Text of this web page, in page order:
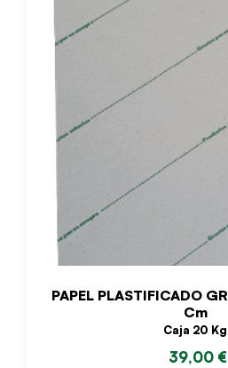
PAPEL PLASTIFICADO
Cm
Caja 20 Kg
39,00 €